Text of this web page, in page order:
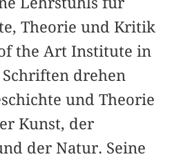
Theorie und Kritik
the Art Institute in
Schriften drehen
und Theorie
Kunst, der
der Natur. Seine